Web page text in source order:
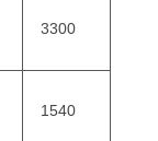
3300
1540